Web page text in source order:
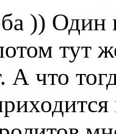
)) Один
тут
А что